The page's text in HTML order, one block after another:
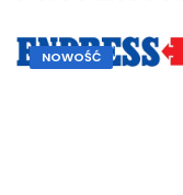
NOWOŚĆ